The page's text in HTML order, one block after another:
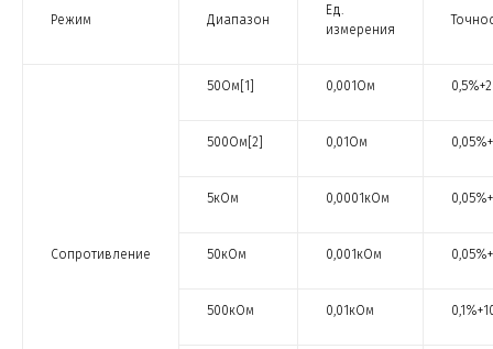
Режим Диапазон
Ед.
измерения
Сопротивление
50Ом[1] 0,001Ом
500Ом[2] 0,01Ом
5кОм 0,0001кОм
50кОм 0,001кОм
500кОм 0,01кОм